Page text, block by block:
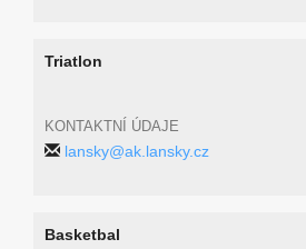
Triatlon
KONTAKTNÍ ÚDAJE
lansky@ak.lansky.cz
Basketbal